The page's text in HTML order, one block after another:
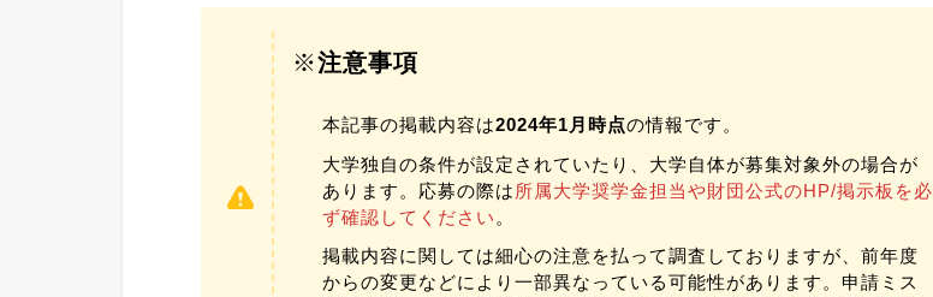
※注意事項
本記事の掲載内容は2024年1月時点の情報です。
大学独自の条件が設定されていたり、大学自体が募集対象外の場合が
あります。応募の際は 所属大学奨学金担当や財団公式のHP/掲示板を必
ず確認してください 。
掲載内容に関しては細心の注意を払って調査しておりますが、前年度
からの変更などにより一部異なっている可能性があります。申請ミス